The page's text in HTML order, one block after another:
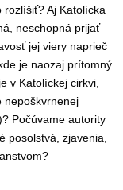
slovom,
rozlíšiť? Aj Katolícka
neschopná prijať
jej viery naprieč
je naozaj prítomný
v Katolíckej cirkvi,
nepoškvrnenej
Počúvame autority
posolstvá, zjavenia,